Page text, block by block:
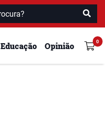
Educação Opinião